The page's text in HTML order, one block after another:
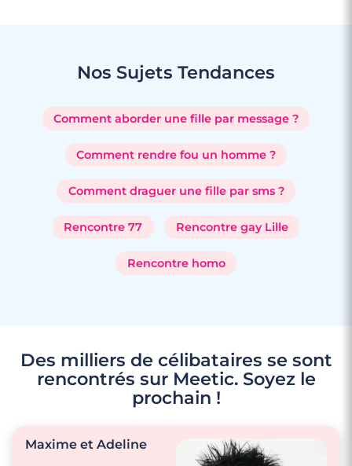
Nos Sujets Tendances
Comment aborder une fille par message ?
Comment rendre fou un homme ?
Comment draguer une fille par sms ?
Rencontre 77 Rencontre gay Lille
Rencontre homo
Des milliers de célibataires se sont
rencontrés sur Meetic. Soyez le
prochain !
Maxime et Adeline